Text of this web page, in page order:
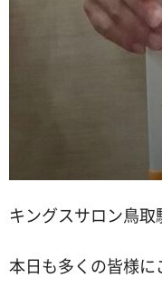
キングスサロン鳥取
本日も多くの皆様